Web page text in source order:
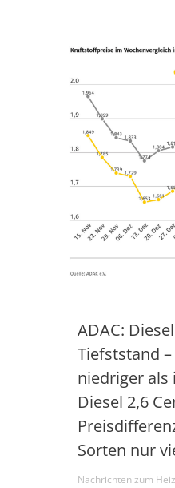
ADAC:
Tiefststand
niedriger als
Diesel 2,6
Sorten nur
Nachrichten zum